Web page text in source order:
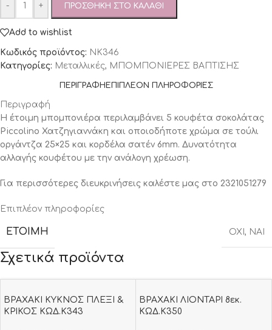
- + ΠΡΟΣΘΉΚΗ ΣΤΟ ΚΑΛΆΘΙ
Add to wishlist
Κωδικός προϊόντος: ΝΚ346
Κατηγορίες: Μεταλλικές, ΜΠΟΜΠΟΝΙΕΡΕΣ ΒΑΠΤΙΣΗΣ
ΠΕΡΙΓΡΑΦΉ ΕΠΙΠΛΈΟΝ ΠΛΗΡΟΦΟΡΊΕΣ
Περιγραφή
Η έτοιμη μπομπονιέρα περιλαμβάνει 5 κουφέτα σοκολάτας
Piccolino Χατζηγιαννάκη και οποιοδήποτε χρώμα σε τούλι
οργάντζα 25×25 και κορδέλα σατέν 6mm. Δυνατότητα
αλλαγής κουφέτου με την ανάλογη χρέωση.
Για περισσότερες διευκρινήσεις καλέστε μας στο 2321051279
Επιπλέον πληροφορίες
ΈΤΟΙΜΗ OXI , ΝΑΙ
Σχετικά προϊόντα
ΒΡΑΧΑΚΙ ΚΥΚΝΟΣ ΠΛΕΞΙ &
ΚΡΙΚΟΣ ΚΩΔ.Κ343
ΒΡΑΧΑΚΙ ΛΙΟΝΤΑΡΙ 8εκ.
ΚΩΔ.Κ350